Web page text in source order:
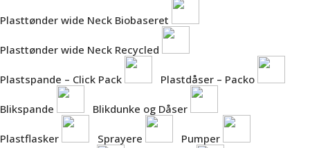
Plasttønder wide Neck Biobaseret
Plasttønder wide Neck Recycled
Plastspande – Click Pack Plastdåser – Packo
Blikspande Blikdunke og Dåser
Plastflasker Sprayere Pumper